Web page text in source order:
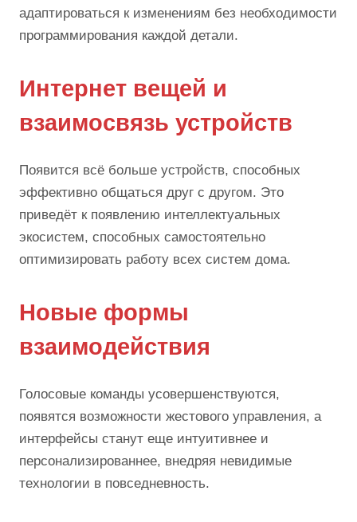
адаптироваться к изменениям без необходимости
программирования каждой детали.
Интернет вещей и
взаимосвязь устройств
Появится всё больше устройств, способных
эффективно общаться друг с другом. Это
приведёт к появлению интеллектуальных
экосистем, способных самостоятельно
оптимизировать работу всех систем дома.
Новые формы
взаимодействия
Голосовые команды усовершенствуются,
появятся возможности жестового управления, а
интерфейсы станут еще интуитивнее и
персонализированнее, внедряя невидимые
технологии в повседневность.